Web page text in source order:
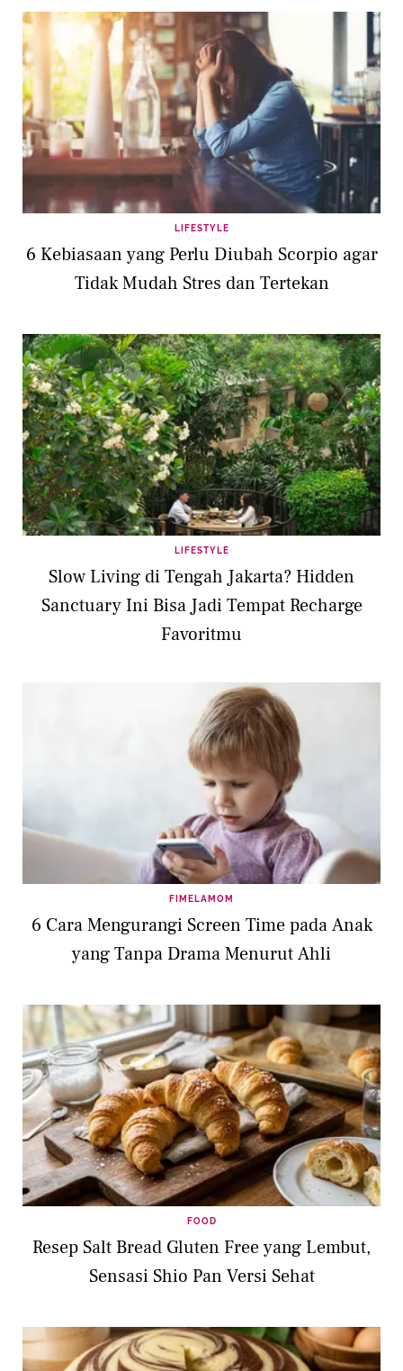
LIFESTYLE
6 Kebiasaan yang Perlu Diubah Scorpio agar
Tidak Mudah Stres dan Tertekan
LIFESTYLE
Slow Living di Tengah Jakarta? Hidden
Sanctuary Ini Bisa Jadi Tempat Recharge
Favoritmu
FIMELAMOM
6 Cara Mengurangi Screen Time pada Anak
yang Tanpa Drama Menurut Ahli
FOOD
Resep Salt Bread Gluten Free yang Lembut,
Sensasi Shio Pan Versi Sehat